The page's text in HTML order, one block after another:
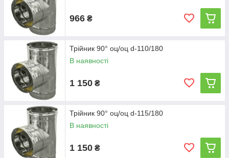
966 ₴
Трійник 90° оц/оц d-110/180
В наявності
1 150 ₴
Трійник 90° оц/оц d-115/180
В наявності
1 150 ₴